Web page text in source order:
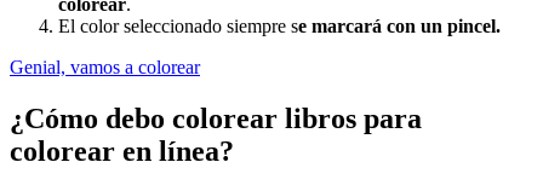
colorear.
El color seleccionado siempre se marcará con un pincel.
Genial, vamos a colorear
¿Cómo debo colorear libros para
colorear en línea?